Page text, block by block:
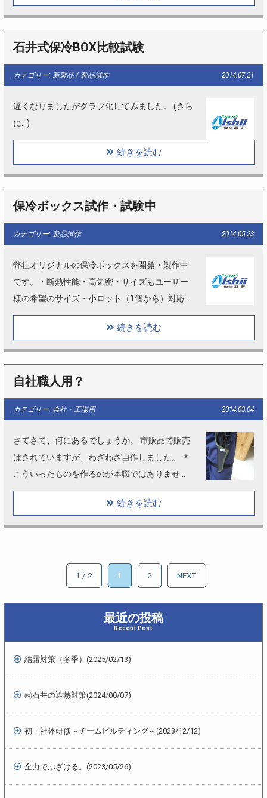
石井式保冷BOX比較試験
カテゴリー: 新製品 / 製品試作 2014.07.21
遅くなりましたがグラフ化してみました。 (さら
に…)
続きを読む
保冷ボックス試作・試験中
カテゴリー: 製品試作 2014.05.23
弊社オリジナルの保冷ボックスを開発・製作中
です。・断熱性能・高気密・サイズもユーザー
様の希望のサイズ・小ロット（1個から）対応・
衛生的（洗える）等の付加価値を加え製作中で
続きを読む
自社職人用？
カテゴリー: 会社・工場用 2014.03.04
さてさて、何にあるでしょうか。 市販品で販売
はされていますが、わざわざ自作しました。 ＊
こういったものを作るのが本職ではありませ
ん。 (さらに…)
続きを読む
1 / 2 1 2 NEXT
最近の投稿
Recent Post
結露対策（冬季） (2025/02/13)
㈱石井の遮熱対策(2024/08/07)
初・社外研修～チームビルディング～ (2023/12/12)
全力でふざける。 (2023/05/26)